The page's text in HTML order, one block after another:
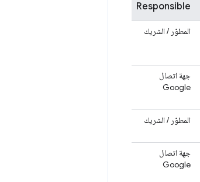
Responsible
المطوّر / الشريك
جهة اتصال
Google
المطوّر / الشريك
جهة اتصال
Google